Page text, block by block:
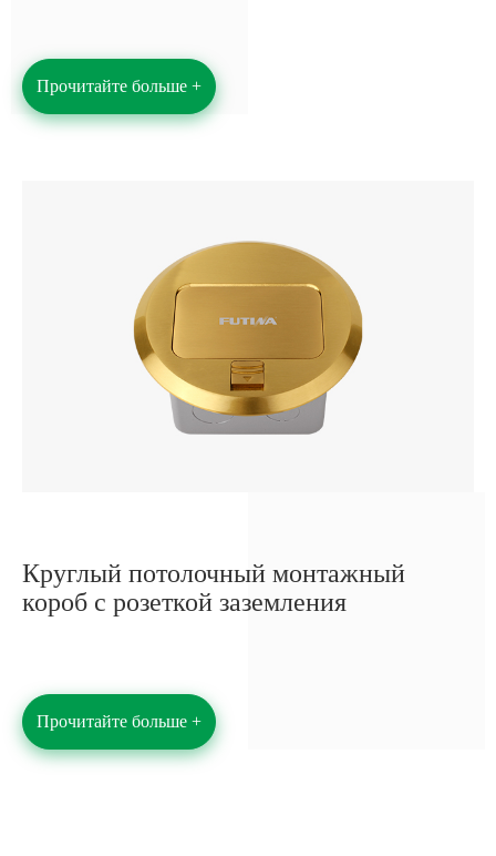
Прочитайте больше +
Круглый потолочный монтажный
короб с розеткой заземления
Прочитайте больше +